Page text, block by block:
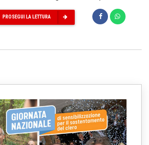
PROSEGUI LA LETTURA